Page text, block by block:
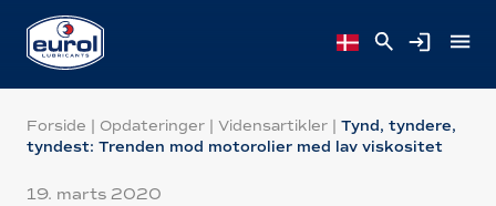
Forside | Opdateringer | Vidensartikler | Tynd, tyndere,
tyndest: Trenden mod motorolier med lav viskositet
19. marts 2020